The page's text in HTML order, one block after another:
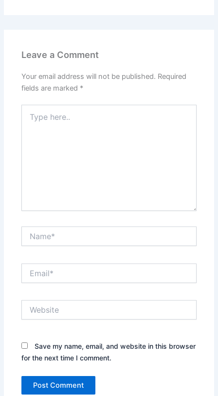
Leave a Comment
Your email address will not be published. Required
fields are marked *
here..
Save my name, email, and website in this browser
for the next time I comment.